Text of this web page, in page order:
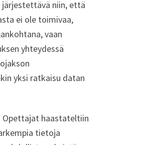
järjestettävä niin, että
ei ole toimivaa,
vaan
yhteydessä
yksi ratkaisu datan
Opettajat haastateltiin
tietoja